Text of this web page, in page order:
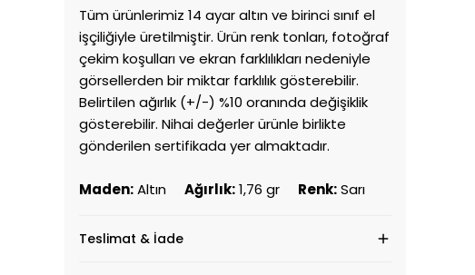
Tüm ürünlerimiz 14 ayar altın ve birinci sınıf el
işçiliğiyle üretilmiştir. Ürün renk tonları, fotoğraf
çekim koşulları ve ekran farklılıkları nedeniyle
görsellerden bir miktar farklılık gösterebilir.
Belirtilen ağırlık (+/-) %10 oranında değişiklik
gösterebilir. Nihai değerler ürünle birlikte
gönderilen sertifikada yer almaktadır.
Maden:Altın Ağırlık:1,76 gr Renk:Sarı
Teslimat & İade